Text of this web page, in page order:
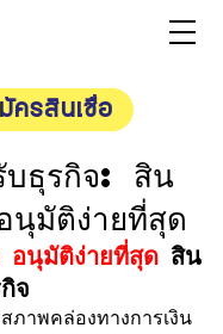
ครสินเชื่อ
บธุรกิจ: สิน
นุมัติง่ายที่สุด
อนุมัติง่ายที่สุด สิน
จ